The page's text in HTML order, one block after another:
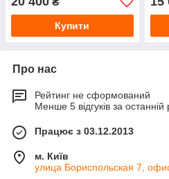
Купити
Про нас
Рейтинг не сформований
Менше 5 відгуків за останній
Працює з 03.12.2013
м. Київ
улица Бориспольская 7,